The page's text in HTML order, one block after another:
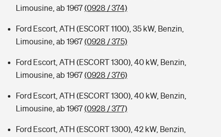
Kinderunfall-Check: Mehr Sicherheit für deine Kids
Typklassen: So ist Ihr Auto eingestuft
Sie haben Fragen?
Limousine, ab 1967(0928 / 374)
Ford Escort, ATH (ESCORT 1100), 35 kW, Benzin,
Limousine, ab 1967(0928 / 375)
Ford Escort, ATH (ESCORT 1300), 40 kW, Benzin,
Limousine, ab 1967(0928 / 376)
Ford Escort, ATH (ESCORT 1300), 40 kW, Benzin,
Limousine, ab 1967(0928 / 377)
Ford Escort, ATH (ESCORT 1300), 42 kW, Benzin,